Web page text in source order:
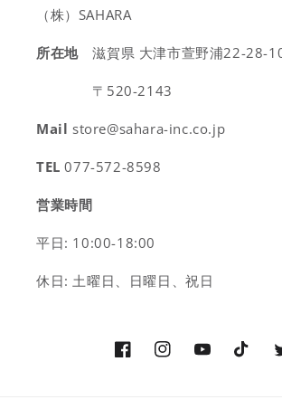
（株）SAHARA
所在地滋賀県 大津市萱野浦22-28-
〒520-2143
Mail store@sahara-inc.co.jp
TEL 077-572-8598
営業時間
平日: 10:00-18:00
休日: 土曜日、日曜日、祝日
FacebookInstagramYouTubeTikTok